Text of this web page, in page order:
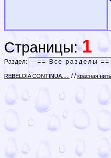
Страницы:1
Раздел:
REBELDIA CONTINUA..... //красная